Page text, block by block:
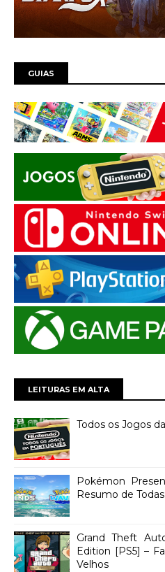
GUIAS
LEITURAS EM ALTA
Todos os Jogos
Pokémon
Resumo de
Grand Theft
Edition [PS5] –
Velhos